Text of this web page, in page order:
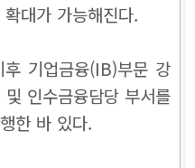
대가 가능해진다.
기업금융(IB)부문 강
인수금융담당 부서를
한 바 있다.